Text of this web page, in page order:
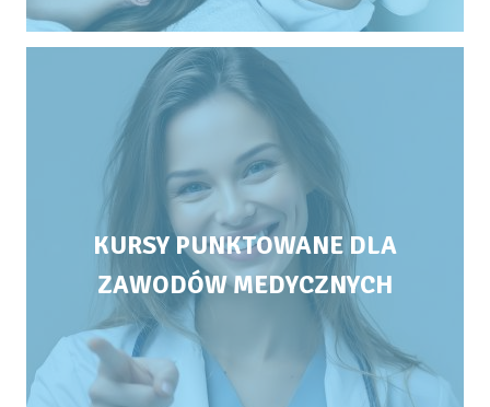
KURSY PUNKTOWANE DLA
ZAWODÓW MEDYCZNYCH